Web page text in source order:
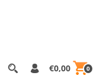
€0,00 0